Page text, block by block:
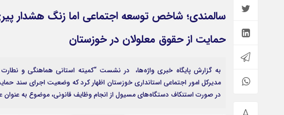
سالمندی؛ شاخص توسعه اجتماعی اما زنگ هشدار
حمایت از حقوق معلولان در خوزستان
به گزارش پایگاه خبری واژه‌ها، در نشست “کمیته استانی هماهنگی و
مدیرکل امور اجتماعی استانداری خوزستان اظهار کرد که وضعیت اجرای سند
در صورت استنکاف دستگاه‌های مسیول از انجام وظایف قانونی، موضوع به عنوان